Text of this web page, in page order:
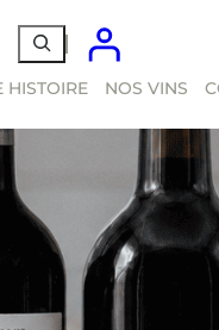
HISTOIRE NOS VINS